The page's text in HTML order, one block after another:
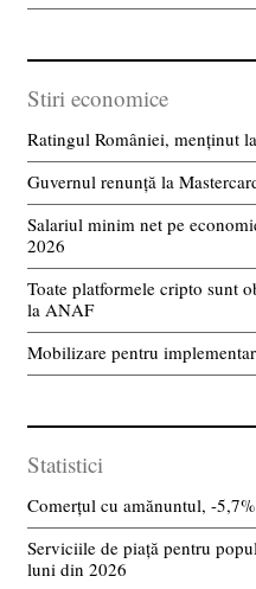
Stiri economice
Ratingul României, menținut
Guvernul renunță la
Salariul minim net pe
2026
Toate platformele cripto sunt
la ANAF
Mobilizare pentru
Statistici
Comerțul cu amănuntul, -
Serviciile de piață pentru
luni din 2026